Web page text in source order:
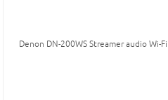
Denon DN-200WS Streamer audio Wi-Fi